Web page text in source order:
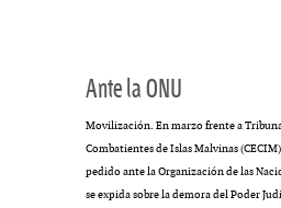
Ante la ONU
Movilización. En marzo frente a
Combatientes de Islas Malvinas
pedido ante la Organización de las
se expida sobre la demora del Poder